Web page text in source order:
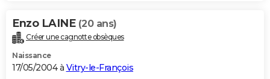
Enzo LAINE (20 ans)
Créer une cagnotte obsèques
Naissance
17/05/2004 à Vitry-le-François